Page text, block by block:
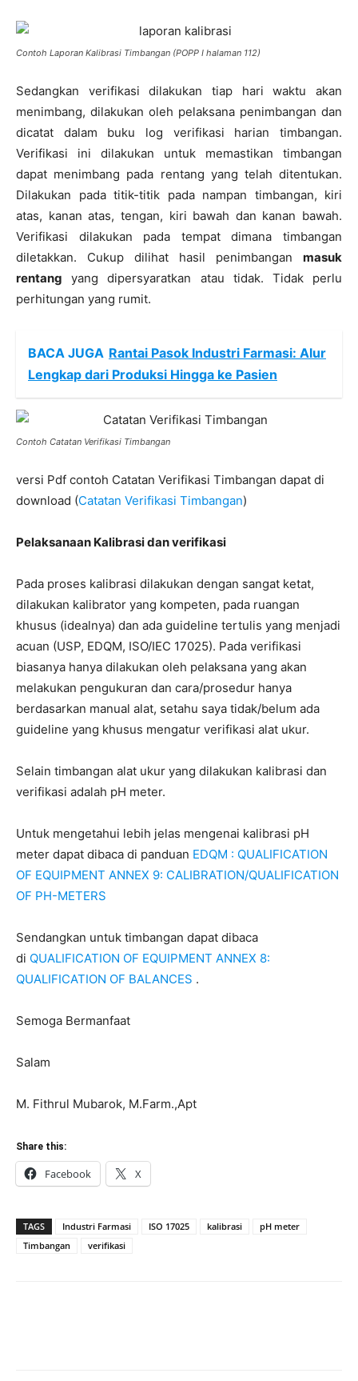
Contoh Laporan Kalibrasi Timbangan (POPP I halaman 112)
Sedangkan verifikasi dilakukan tiap hari waktu akan
menimbang, dilakukan oleh pelaksana penimbangan dan
dicatat dalam buku log verifikasi harian timbangan.
Verifikasi ini dilakukan untuk memastikan timbangan
dapat menimbang pada rentang yang telah ditentukan.
Dilakukan pada titik-titik pada nampan timbangan, kiri
atas, kanan atas, tengan, kiri bawah dan kanan bawah.
Verifikasi dilakukan pada tempat dimana timbangan
diletakkan. Cukup dilihat hasil penimbangan masuk
rentang yang dipersyaratkan atau tidak. Tidak perlu
perhitungan yang rumit.
BACA JUGA Rantai Pasok Industri Farmasi: Alur
Lengkap dari Produksi Hingga ke Pasien
Contoh Catatan Verifikasi Timbangan
versi Pdf contoh Catatan Verifikasi Timbangan dapat di
download (Catatan Verifikasi Timbangan)
Pelaksanaan Kalibrasi dan verifikasi
Pada proses kalibrasi dilakukan dengan sangat ketat,
dilakukan kalibrator yang kompeten, pada ruangan
khusus (idealnya) dan ada guideline tertulis yang menjadi
acuan (USP, EDQM, ISO/IEC 17025). Pada verifikasi
biasanya hanya dilakukan oleh pelaksana yang akan
melakukan pengukuran dan cara/prosedur hanya
berdasarkan manual alat, setahu saya tidak/belum ada
guideline yang khusus mengatur verifikasi alat ukur.
Selain timbangan alat ukur yang dilakukan kalibrasi dan
verifikasi adalah pH meter.
Untuk mengetahui lebih jelas mengenai kalibrasi pH
meter dapat dibaca di panduan EDQM : QUALIFICATION
OF EQUIPMENT ANNEX 9: CALIBRATION/QUALIFICATION
OF PH-METERS
Sendangkan untuk timbangan dapat dibaca
di QUALIFICATION OF EQUIPMENT ANNEX 8:
QUALIFICATION OF BALANCES .
Semoga Bermanfaat
Salam
M. Fithrul Mubarok, M.Farm.,Apt
Share this:
Facebook X
TAGS Industri Farmasi ISO 17025 kalibrasi
pH meter
Timbangan
verifikasi